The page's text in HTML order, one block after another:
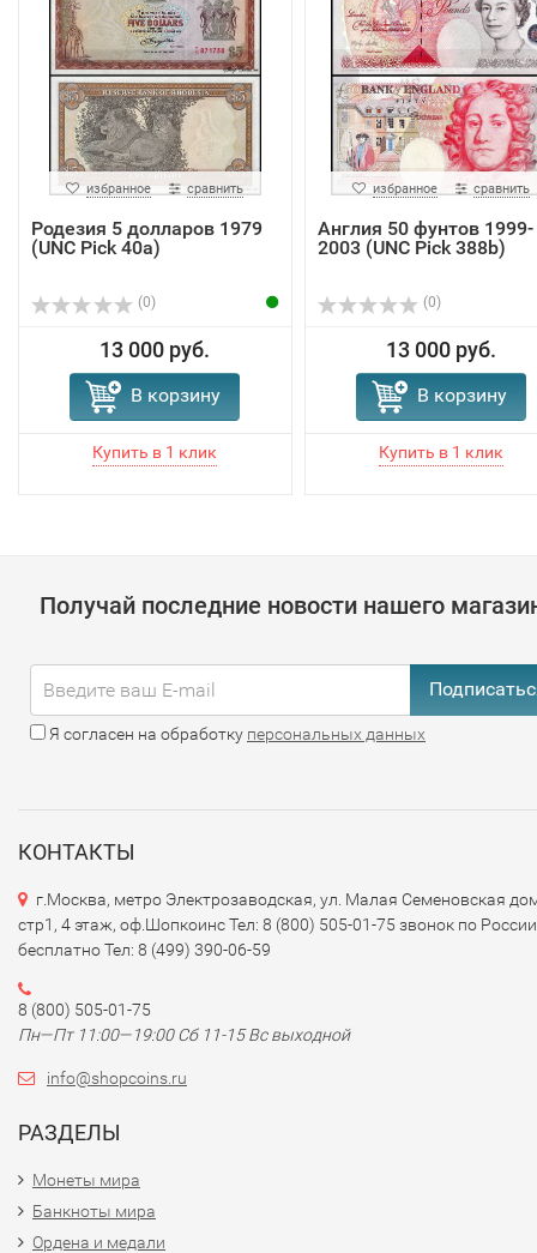
избранное сравнить
Родезия 5 долларов 1979
(UNC Pick 40a)
(0)
13 000 руб.
В корзину
избранное сравнить
Англия 50 фунтов 1999-
2003 (UNC Pick 388b)
(0)
13 000 руб.
В корзину
Получай последние новости нашего
Я согласен на обработку персональных данных
КОНТАКТЫ
г.Москва, метро Электрозаводская, ул. Малая Семеновская
стр1, 4 этаж, оф.Шопкоинс Тел: 8 (800) 505-01-75 звонок по России
бесплатно Тел: 8 (499) 390-06-59
8 (800) 505-01-75
Пн—Пт 11:00—19:00 Сб 11-15 Вс выходной
info@shopcoins.ru
РАЗДЕЛЫ
Монеты мира
Банкноты мира
Ордена и медали